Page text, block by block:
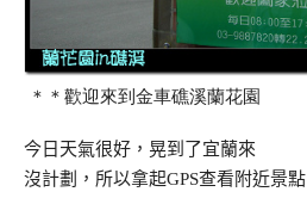
＊＊歡迎來到金車礁溪蘭花園
今日天氣很好，晃到了宜蘭來
沒計劃，所以拿起GPS查看附近景點